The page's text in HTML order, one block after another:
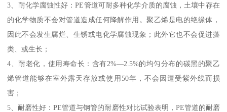
3、耐化学腐蚀性好：PE管道可耐多种化学介质的腐蚀，土壤中存在
的化学物质不会对管道造成任何降解作用。聚乙烯是电的绝缘体，
因此不会发生腐烂、生锈或电化学腐蚀现象；此外它也不会促进藻
类、或生长；
4、耐老化，使用寿命长：含有2%—2.5%的均匀分布的碳黑的聚乙
烯管道能够在室外露天存放或使用50年，不会因遭受紫外线而损
害；
5、耐磨性好：PE管道与钢管的耐磨性对比试验表明，PE管道的耐磨